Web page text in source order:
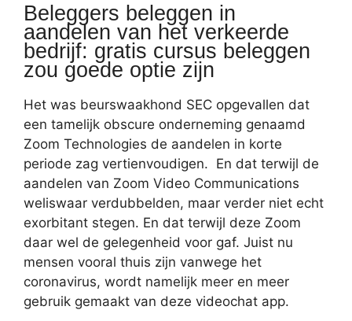
Beleggers beleggen in
aandelen van het verkeerde
bedrijf: gratis cursus beleggen
zou goede optie zijn
Het was beurswaakhond SEC opgevallen dat
een tamelijk obscure onderneming genaamd
Zoom Technologies de aandelen in korte
periode zag vertienvoudigen. En dat terwijl de
aandelen van Zoom Video Communications
weliswaar verdubbelden, maar verder niet echt
exorbitant stegen. En dat terwijl deze Zoom
daar wel de gelegenheid voor gaf. Juist nu
mensen vooral thuis zijn vanwege het
coronavirus, wordt namelijk meer en meer
gebruik gemaakt van deze videochat app.